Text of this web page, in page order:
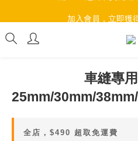
加入會員，立即獲
車縫專
25mm/30mm/
全店，$490 超取免運費